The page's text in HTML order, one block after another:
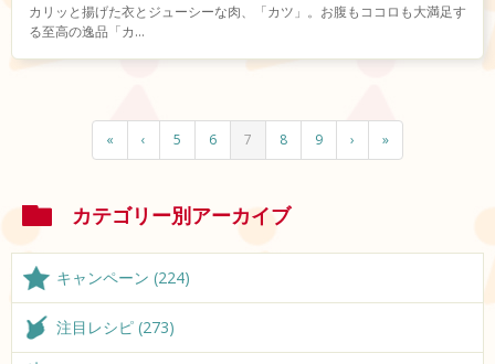
カリッと揚げた衣とジューシーな肉、「カツ」。お腹もココロも大満足す
る至高の逸品「カ...
« ‹ 5 6 7 8 9 › »
カテゴリー別アーカイブ
キャンペーン (224)
注目レシピ (273)